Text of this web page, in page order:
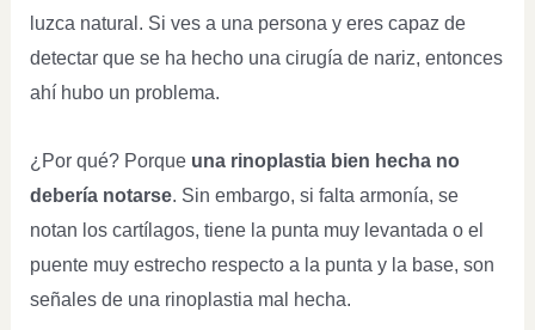
luzca natural. Si ves a una persona y eres capaz de
detectar que se ha hecho una cirugía de nariz, entonces
ahí hubo un problema.
¿Por qué? Porqueuna rinoplastia bien hecha no
debería notarse. Sin embargo, si falta armonía, se
notan los cartílagos, tiene la punta muy levantada o el
puente muy estrecho respecto a la punta y la base, son
señales de una rinoplastia mal hecha.